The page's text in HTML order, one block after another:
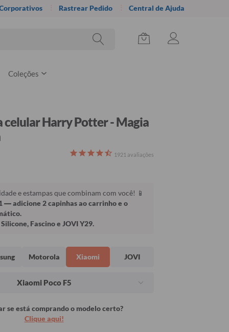
Rastrear Pedido Central de Ajuda
Coleções
celular Harry Potter - Magia
1921 avaliações
e estampas que combinam com você! 📱
— adicione 2 capinhas ao carrinho e o
Fascino e JOVI Y29.
Motorola Xiaomi JOVI
Xiaomi Poco F5
se está comprando o modelo certo?
Clique aqui!